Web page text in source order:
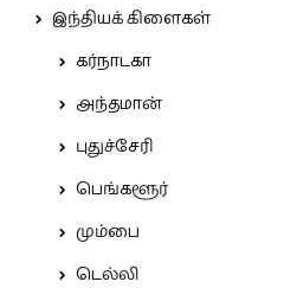
இந்தியக் கிளைகள்
கர்நாடகா
அந்தமான்
புதுச்சேரி
பெங்களூர்
மும்பை
டெல்லி